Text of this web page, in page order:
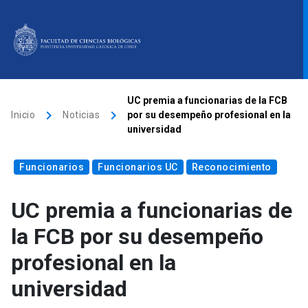
Biblioteca launch Donaciones launch Mi portal UC launch
search
Inicio
Quiénes somos
Inicio keyboard_arrow_right Noticias keyboard_arrow_right
UC premia a funcionarias de la FCB
por su desempeño profesional en la
universidad
Funcionarios Funcionarios UC Reconocimiento
UC premia a funcionarias de
la FCB por su desempeño
profesional en la
universidad